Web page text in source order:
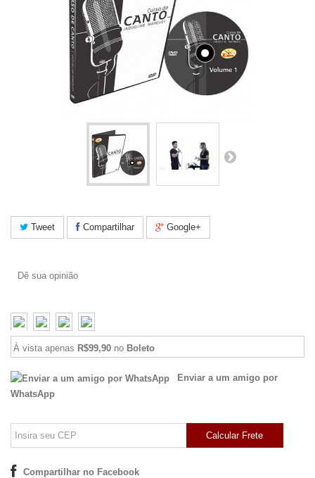
Tweet Compartilhar Google+
Dê sua opinião
À vista apenas R$99,90 no Boleto
Enviar a um amigo por
WhatsApp
Calcular Frete
Compartilhar no Facebook